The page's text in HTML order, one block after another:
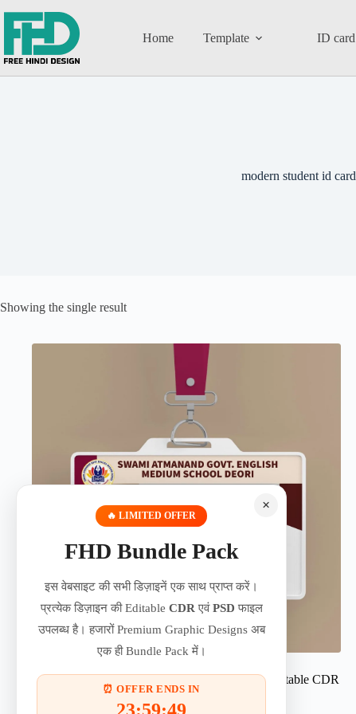
×
🔥 LIMITED OFFER
FHD Bundle Pack
इस वेबसाइट की सभी डिज़ाइनें एक साथ प्राप्त करें।
प्रत्येक डिज़ाइन की Editable CDR एवंPSD फाइल
उपलब्ध है। हजारों Premium Graphic Designs अब
एक ही Bundle Pack में।
⏰ OFFER ENDS IN
Home Template ID card
modern student id card
Showing the single result
School Student ID Card Template Download | Editable CDR
& PSD Files | 290526